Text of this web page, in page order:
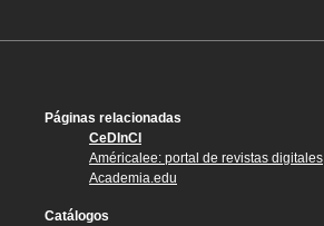
Páginas relacionadas
CeDInCI
Américalee: portal de revistas digitales
Academia.edu
Catálogos